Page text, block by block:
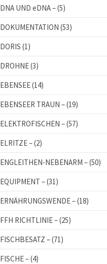
DNA UND eDNA –(5)
DOKUMENTATION (53)
DORIS (1)
DROHNE(3)
EBENSEE(14)
EBENSEER TRAUN –(19)
ELEKTROFISCHEN –(57)
ELRITZE –(2)
ENGLEITHEN-NEBENARM –(50)
EQUIPMENT –(31)
ERNÄHRUNGSWENDE –(18)
FFH RICHTLINIE –(25)
FISCHBESATZ –(71)
FISCHE –(4)